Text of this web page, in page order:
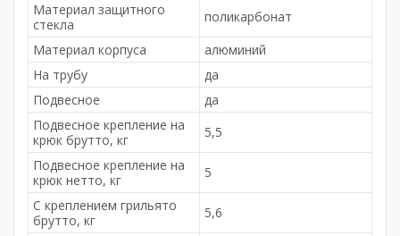
Материал защитного
стекла
поликарбонат
Материал корпуса
алюминий
На трубу
да
Подвесное
да
Подвесное крепление на
крюк брутто, кг
5,5
Подвесное крепление на
крюк нетто, кг
5
С креплением грильято
брутто, кг
5,6